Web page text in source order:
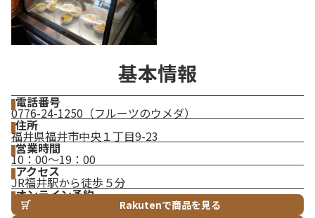
基本情報
電話番号
0776-24-1250（フルーツのウメダ）
住所
福井県福井市中央１丁目9-23
営業時間
10：00～19：00
アクセス
JR福井駅から徒歩５分
オンライン予約
Rakutenで商品を見る